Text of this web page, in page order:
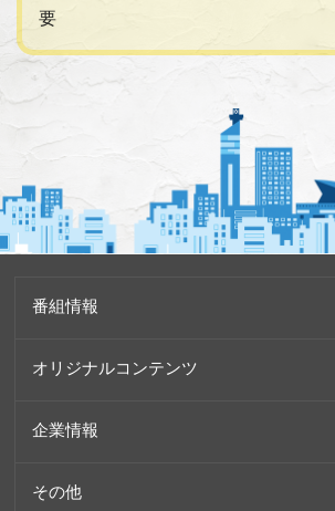
要
番組情報
オリジナルコンテンツ
企業情報
その他